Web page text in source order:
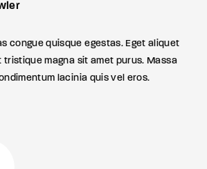
congue quisque egestas. Eget aliquet
tristique magna sit amet purus. Massa
lacinia quis vel eros.